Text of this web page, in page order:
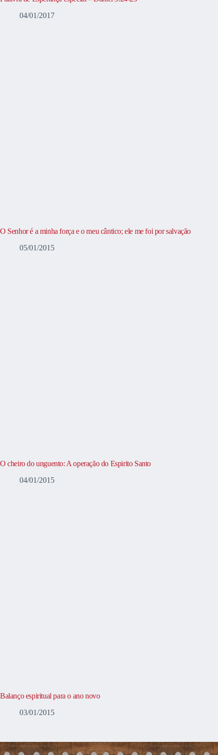
04/01/2017
O Senhor é a minha força e o meu cântico; ele me foi por salvação
05/01/2015
O cheiro do unguento: A operação do Espirito Santo
04/01/2015
Balanço espiritual para o ano novo
03/01/2015